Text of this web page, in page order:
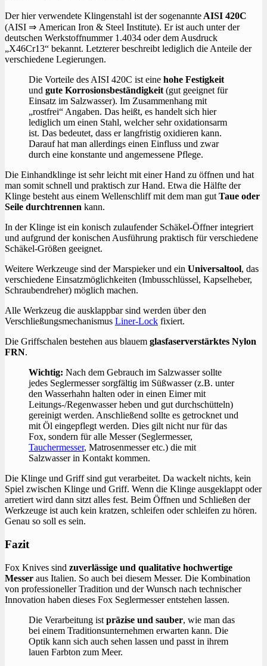
Der hier verwendete Klingenstahl ist der sogenannte AISI 420C
(AISI ⇒ American Iron & Steel Institute). Er ist auch unter der
deutschen Werkstoffnummer 1.4034 oder dem Ausdruck
„X46Cr13“ bekannt. Letzterer beschreibt lediglich die Anteile der
verschiedene Legierungen.
Die Vorteile des AISI 420C ist eine hohe Festigkeit
und gute Korrosionsbeständigkeit (gut geeignet für
Einsatz im Salzwasser). Im Zusammenhang mit
„rostfrei“ Angaben. Das heißt, es handelt sich hier
lediglich um einen Stahl, welcher sehr oxidationsarm
ist. Das bedeutet, dass er langfristig oxidieren kann.
Darauf hat man allerdings einen Einfluss und zwar
durch eine konstante und angemessene Pflege.
Die Einhandklinge ist sehr leicht mit einer Hand zu öffnen und hat
man somit schnell und praktisch zur Hand. Etwa die Hälfte der
Klinge besteht aus einem Wellenschliff mit dem man gut Taue oder
Seile durchtrennen kann.
In der Klinge ist ein konisch zulaufender Schäkel-Öffner integriert
und aufgrund der konischen Ausführung praktisch für verschiedene
Schäkel-Größen geeignet.
Weitere Werkzeuge sind der Marspieker und ein Universaltool, das
verschiedene Einsatzmöglichkeiten (Imbusschlüssel, Kapselheber,
Schraubendreher) möglich machen.
Alle Werkzeug die ausklappbar sind werden über den
Verschließungsmechanismus Liner-Lock fixiert.
Die Griffschalen bestehen aus blauem glasfaserverstärktes Nylon
FRN.
Wichtig: Nach dem Gebrauch im Salzwasser sollte
jedes Seglermesser sorgfältig im Süßwasser (z.B. unter
den Wasserhahn halten oder in einen Eimer mit
Leitungs-/Regenwasser heben und gut durchschütteln)
gereinigt werden. Anschließend sollte es getrocknet und
mit Öl eingepflegt werden. Dies gilt nicht nur für das
Fox, sondern für alle Messer (Seglermesser,
Tauchermesser, Matrosenmesser etc.) die mit
Salzwasser in Kontakt kommen.
Die Klinge und Griff sind gut verarbeitet. Da wackelt nichts, kein
Spiel zwischen Klinge und Griff. Wenn die Klinge ausgeklappt oder
arretiert wird dann sitzt alles fest. Beim Öffnen und Schließen der
Werkzeuge ist auch kein kratzen, schleifen oder schleifen zu hören.
Genau so soll es sein.
Fazit
Fox Knives sind zuverlässige und qualitative hochwertige
Messer aus Italien. So auch bei diesem Messer. Die Kombination
von professioneller Tradition und der Wunsch nach technischer
Innovation haben dieses Fox Seglermesser entstehen lassen.
Die Verarbeitung ist präzise und sauber, wie man das
bei einem Traditionsunternehmen erwarten kann. Die
Optik kann sich auch sehen lassen und passt in ihrem
lauen Farbton zum Meer.